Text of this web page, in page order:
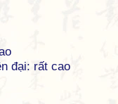
đại: rất cao